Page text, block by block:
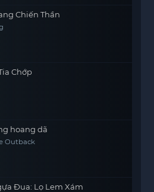
Chiến Thần
Chớp
hoang dã
Outback
Đua: Lọ Lem Xám